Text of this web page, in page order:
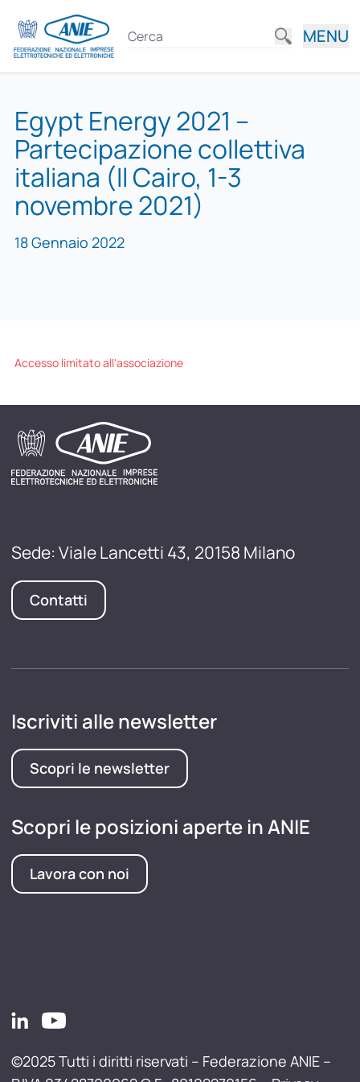
MENU
Egypt Energy 2021 –
Partecipazione collettiva
italiana (Il Cairo, 1-3
novembre 2021)
18 Gennaio 2022
Accesso limitato all'associazione
Sede: Viale Lancetti 43, 20158 Milano
Contatti
Iscriviti alle newsletter
Scopri le newsletter
Scopri le posizioni aperte in ANIE
Lavora con noi
©2025 Tutti i diritti riservati – Federazione ANIE –